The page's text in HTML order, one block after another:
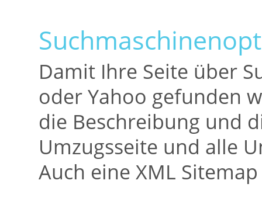
Damit Ihre Seite über
oder Yahoo gefunden
die Beschreibung und
Umzugsseite und alle
Auch eine XML